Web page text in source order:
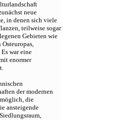
neue
in denen sich viele
teilweise sogar
Gebieten wie
Osteuropas,
war eine
enormer
der modernen
die
ansteigende